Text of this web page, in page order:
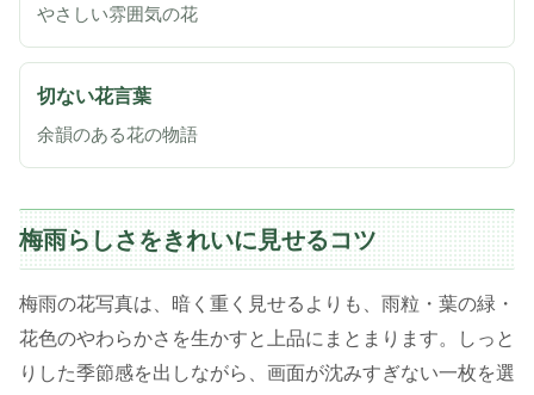
やさしい雰囲気の花
切ない花言葉
余韻のある花の物語
梅雨らしさをきれいに見せるコツ
梅雨の花写真は、暗く重く見せるよりも、雨粒・葉の緑・
花色のやわらかさを生かすと上品にまとまります。しっと
りした季節感を出しながら、画面が沈みすぎない一枚を選